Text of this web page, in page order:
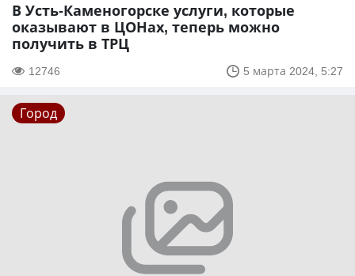
В Усть-Каменогорске услуги, которые
оказывают в ЦОНах, теперь можно
получить в ТРЦ
12746 5 марта 2024, 5:27
Город